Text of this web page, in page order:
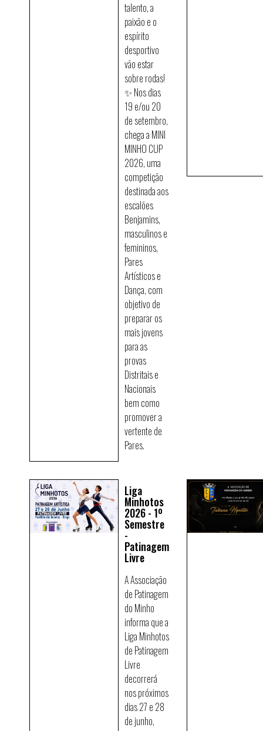
talento, a
paixão e o
espírito
desportivo
vão estar
sobre rodas!
✨ Nos dias
19 e/ou 20
de setembro,
chega a MINI
MINHO CUP
2026, uma
competição
destinada aos
escalões
Benjamins,
masculinos e
femininos,
Pares
Artísticos e
Dança, com
objetivo de
preparar os
mais jovens
para as
provas
Distritais e
Nacionais
bem como
promover a
vertente de
Pares.
Liga
Minhotos
2026 - 1º
Semestre
-
Patinagem
Livre
A Associação
de Patinagem
do Minho
informa que a
Liga Minhotos
de Patinagem
Livre
decorrerá
nos próximos
dias 27 e 28
de junho,